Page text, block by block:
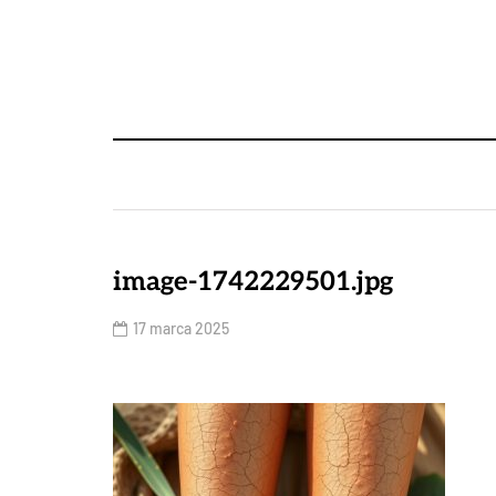
image-1742229501.jpg
17 marca 2025